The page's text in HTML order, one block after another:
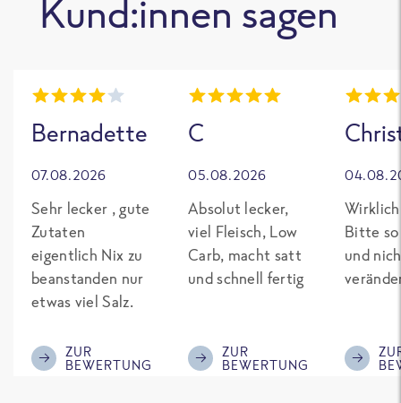
Kund:innen sagen
Bernadette
07.08.2026
Sehr lecker , gute
Zutaten
eigentlich Nix zu
beanstanden nur
etwas viel Salz.
ZUR
BEWERTUNG
C
05.08.2026
Absolut lecker,
viel Fleisch, Low
Carb, macht satt
und schnell fertig
ZUR
BEWERTUNG
Bitte so
und